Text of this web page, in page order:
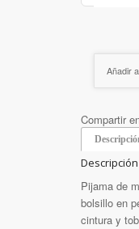
Añadir
Compartir
Pijama de
bolsillo en
cintura y